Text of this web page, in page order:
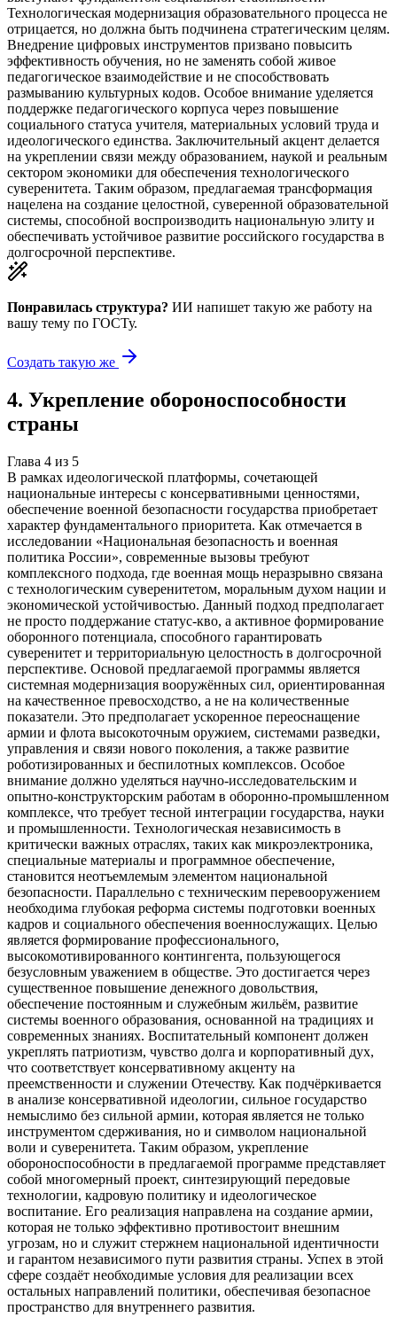
Технологическая модернизация образовательного процесса не
отрицается, но должна быть подчинена стратегическим целям.
Внедрение цифровых инструментов призвано повысить
эффективность обучения, но не заменять собой живое
педагогическое взаимодействие и не способствовать
размыванию культурных кодов. Особое внимание уделяется
поддержке педагогического корпуса через повышение
социального статуса учителя, материальных условий труда и
идеологического единства. Заключительный акцент делается
на укреплении связи между образованием, наукой и реальным
сектором экономики для обеспечения технологического
суверенитета. Таким образом, предлагаемая трансформация
нацелена на создание целостной, суверенной образовательной
системы, способной воспроизводить национальную элиту и
обеспечивать устойчивое развитие российского государства в
долгосрочной перспективе.
Понравилась структура? ИИ напишет такую же работу на
вашу тему по ГОСТу.
Создать такую же
4. Укрепление обороноспособности
страны
Глава 4 из 5
В рамках идеологической платформы, сочетающей
национальные интересы с консервативными ценностями,
обеспечение военной безопасности государства приобретает
характер фундаментального приоритета. Как отмечается в
исследовании «Национальная безопасность и военная
политика России», современные вызовы требуют
комплексного подхода, где военная мощь неразрывно связана
с технологическим суверенитетом, моральным духом нации и
экономической устойчивостью. Данный подход предполагает
не просто поддержание статус-кво, а активное формирование
оборонного потенциала, способного гарантировать
суверенитет и территориальную целостность в долгосрочной
перспективе. Основой предлагаемой программы является
системная модернизация вооружённых сил, ориентированная
на качественное превосходство, а не на количественные
показатели. Это предполагает ускоренное переоснащение
армии и флота высокоточным оружием, системами разведки,
управления и связи нового поколения, а также развитие
роботизированных и беспилотных комплексов. Особое
внимание должно уделяться научно-исследовательским и
опытно-конструкторским работам в оборонно-промышленном
комплексе, что требует тесной интеграции государства, науки
и промышленности. Технологическая независимость в
критически важных отраслях, таких как микроэлектроника,
специальные материалы и программное обеспечение,
становится неотъемлемым элементом национальной
безопасности. Параллельно с техническим перевооружением
необходима глубокая реформа системы подготовки военных
кадров и социального обеспечения военнослужащих. Целью
является формирование профессионального,
высокомотивированного контингента, пользующегося
безусловным уважением в обществе. Это достигается через
существенное повышение денежного довольствия,
обеспечение постоянным и служебным жильём, развитие
системы военного образования, основанной на традициях и
современных знаниях. Воспитательный компонент должен
укреплять патриотизм, чувство долга и корпоративный дух,
что соответствует консервативному акценту на
преемственности и служении Отечеству. Как подчёркивается
в анализе консервативной идеологии, сильное государство
немыслимо без сильной армии, которая является не только
инструментом сдерживания, но и символом национальной
воли и суверенитета. Таким образом, укрепление
обороноспособности в предлагаемой программе представляет
собой многомерный проект, синтезирующий передовые
технологии, кадровую политику и идеологическое
воспитание. Его реализация направлена на создание армии,
которая не только эффективно противостоит внешним
угрозам, но и служит стержнем национальной идентичности
и гарантом независимого пути развития страны. Успех в этой
сфере создаёт необходимые условия для реализации всех
остальных направлений политики, обеспечивая безопасное
пространство для внутреннего развития.